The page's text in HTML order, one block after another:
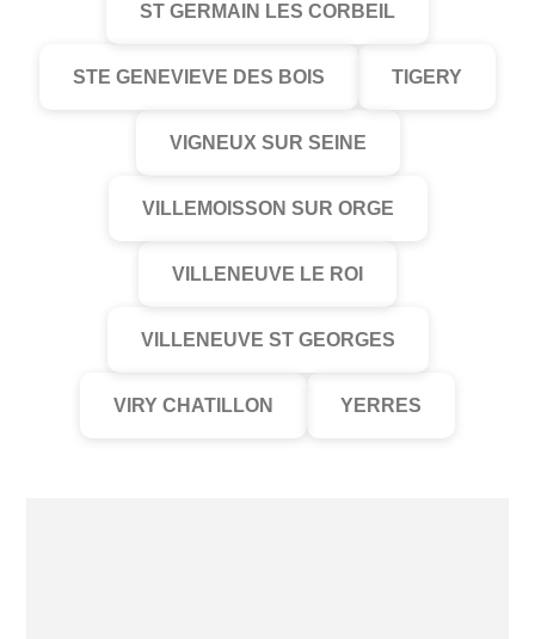
ST GERMAIN LES CORBEIL
STE GENEVIEVE DES BOIS TIGERY
VIGNEUX SUR SEINE
VILLEMOISSON SUR ORGE
VILLENEUVE LE ROI
VILLENEUVE ST GEORGES
VIRY CHATILLON YERRES